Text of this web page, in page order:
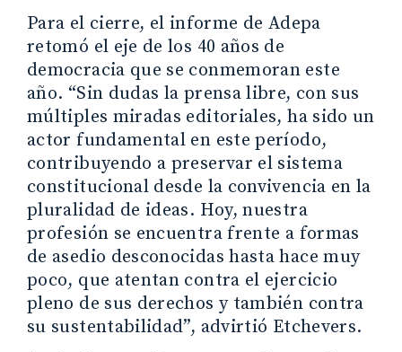
Para el cierre, el informe de Adepa
retomó el eje de los 40 años de
democracia que se conmemoran este
año. “Sin dudas la prensa libre, con sus
múltiples miradas editoriales, ha sido un
actor fundamental en este período,
contribuyendo a preservar el sistema
constitucional desde la convivencia en la
pluralidad de ideas. Hoy, nuestra
profesión se encuentra frente a formas
de asedio desconocidas hasta hace muy
poco, que atentan contra el ejercicio
pleno de sus derechos y también contra
su sustentabilidad”, advirtió Etchevers.